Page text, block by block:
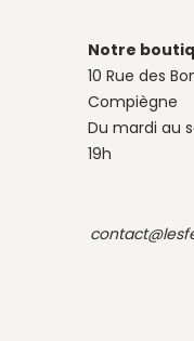
Notre
10 Rue des
Compiègne
Du mardi au
19h